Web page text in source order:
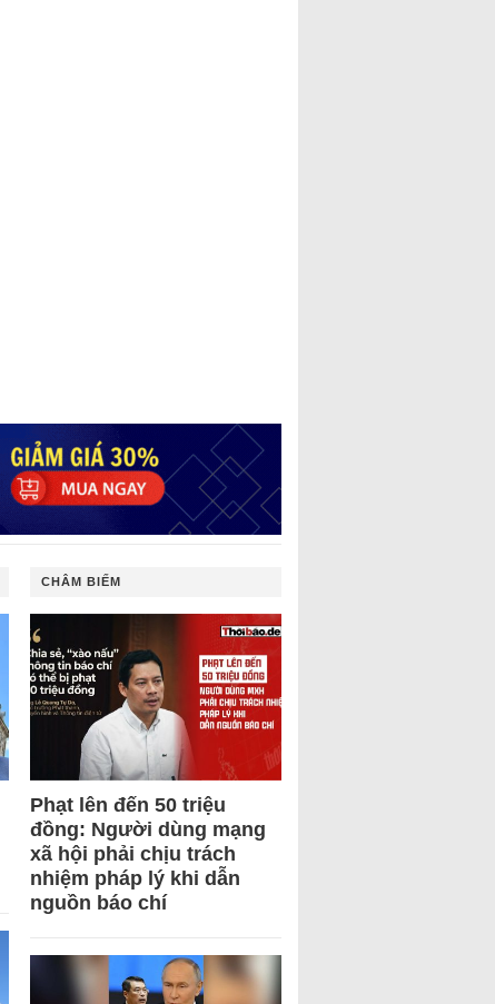
CHÂM BIẾM
Phạt lên đến 50 triệu
đồng: Người dùng mạng
xã hội phải chịu trách
nhiệm pháp lý khi dẫn
nguồn báo chí